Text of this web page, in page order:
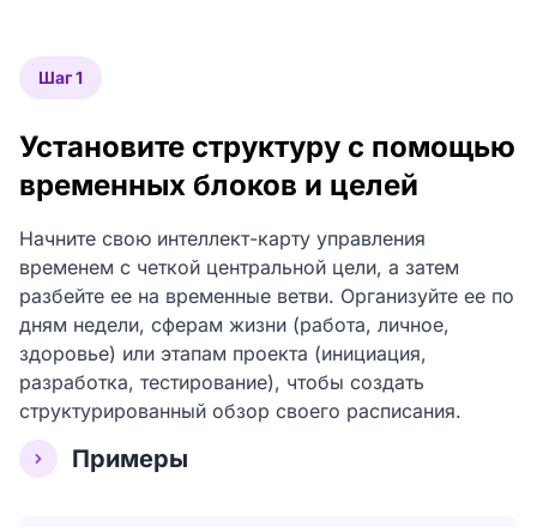
Шаг 1
Установите структуру с помощью
временных блоков и целей
Начните свою интеллект-карту управления
временем с четкой центральной цели, а затем
разбейте ее на временные ветви. Организуйте ее по
дням недели, сферам жизни (работа, личное,
здоровье) или этапам проекта (инициация,
разработка, тестирование), чтобы создать
структурированный обзор своего расписания.
Примеры